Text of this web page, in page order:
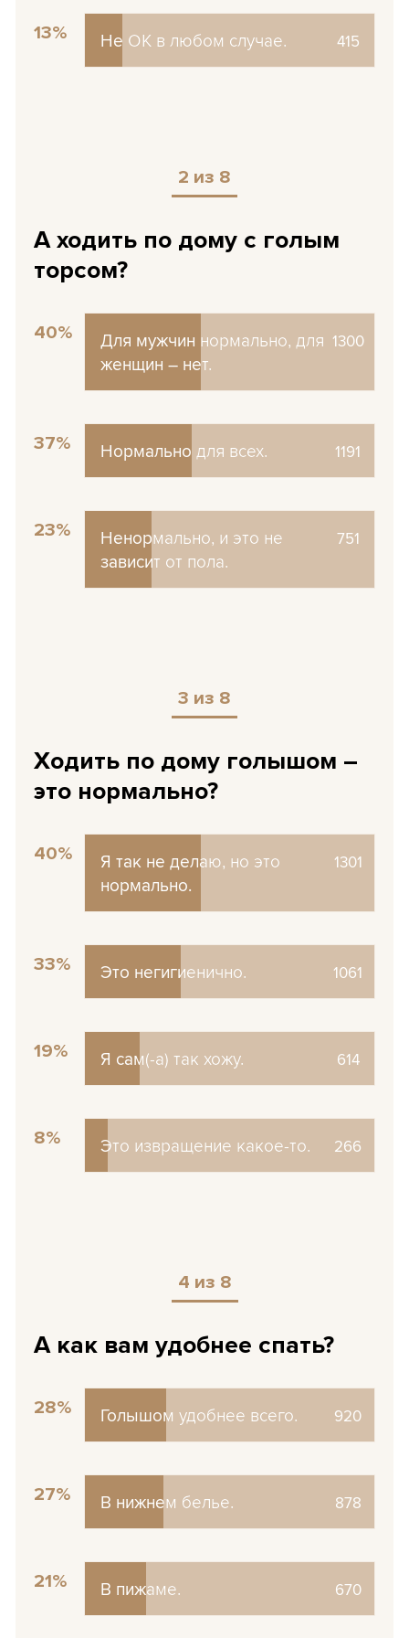
13% 415
Не ОК в любом случае.
Не ОК в любом случае.
2 из 8
А ходить по дому с голым
торсом?
40% 1300
Для мужчин нормально, для
женщин – нет.
Для мужчин нормально, для
женщин – нет.
37% 1191
Нормально для всех.
Нормально для всех.
23% 751
Ненормально, и это не
зависит от пола.
Ненормально, и это не
зависит от пола.
3 из 8
Ходить по дому голышом –
это нормально?
40% 1301
Я так не делаю, но это
нормально.
Я так не делаю, но это
нормально.
33% 1061
Это негигиенично.
Это негигиенично.
19% 614
Я сам(-а) так хожу.
Я сам(-а) так хожу.
8% 266
Это извращение какое-то.
Это извращение какое-то.
4 из 8
А как вам удобнее спать?
28% 920
Голышом удобнее всего.
Голышом удобнее всего.
27% 878
В нижнем белье.
В нижнем белье.
21% 670
В пижаме.
В пижаме.